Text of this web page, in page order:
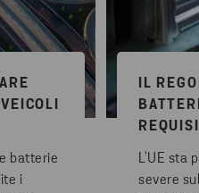
batterie
i
IL
L'UE sta
severe